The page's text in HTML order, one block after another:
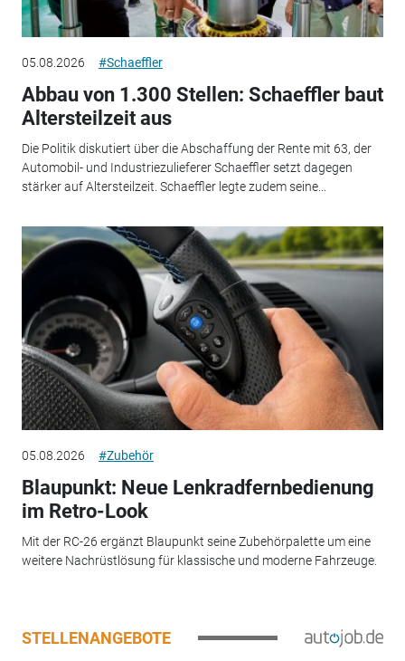
05.08.2026 #Schaeffler
Abbau von 1.300 Stellen: Schaeffler baut
Altersteilzeit aus
Die Politik diskutiert über die Abschaffung der Rente mit 63, der
Automobil- und Industriezulieferer Schaeffler setzt dagegen
stärker auf Altersteilzeit. Schaeffler legte zudem seine...
05.08.2026 #Zubehör
Blaupunkt: Neue Lenkradfernbedienung
im Retro-Look
Mit der RC-26 ergänzt Blaupunkt seine Zubehörpalette um eine
weitere Nachrüstlösung für klassische und moderne Fahrzeuge.
STELLENANGEBOTE